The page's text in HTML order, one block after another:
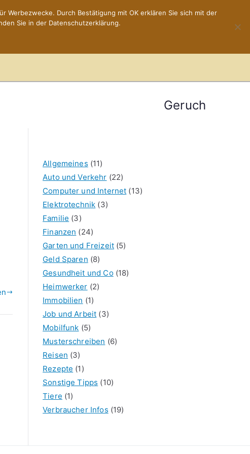
Geruch
Allgemeines (11)
Auto und Verkehr (22)
Computer und Internet (13)
Elektrotechnik (3)
Familie (3)
Finanzen (24)
Garten und Freizeit(5)
Geld Sparen (8)
Gesundheit und Co(18)
Heimwerker (2)
Immobilien (1)
Job und Arbeit (3)
Mobilfunk (5)
Musterschreiben (6)
Reisen (3)
Rezepte (1)
Sonstige Tipps (10)
Tiere (1)
Verbraucher Infos (19)
Durch Bestätigung mit OK erklären Sie sich mit der
Sie in der Datenschutzerklärung.